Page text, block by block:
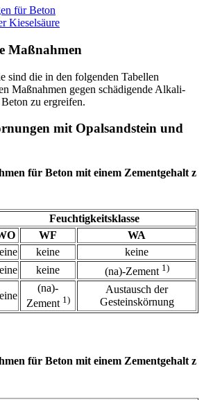
für Beton
Kieselsäure
Maßnahmen
sind die in den folgenden Tabellen
Maßnahmen gegen schädigende Alkali-
zu ergreifen.
mit Opalsandstein und
für Beton mit einem Zementgehalt z
Feuchtigkeitsklasse
WF
WA
keine
keine
keine (na)-Zement 1)
(na)-
Zement 1)
Austausch der
Gesteinskörnung
für Beton mit einem Zementgehalt z